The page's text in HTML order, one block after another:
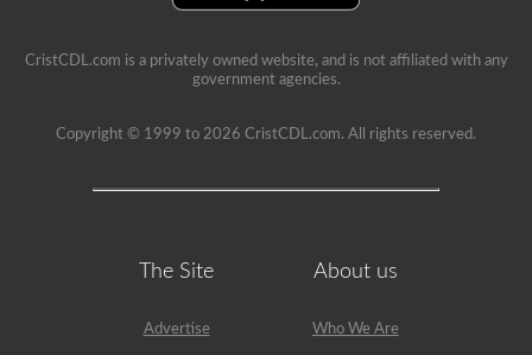
CristCDL.com is a privately owned website, and is not affiliated with any
government agencies.
Copyright © 1999 to 2026 CristCDL.com. All rights reserved.
The Site
Advertise
About us
Who We Are